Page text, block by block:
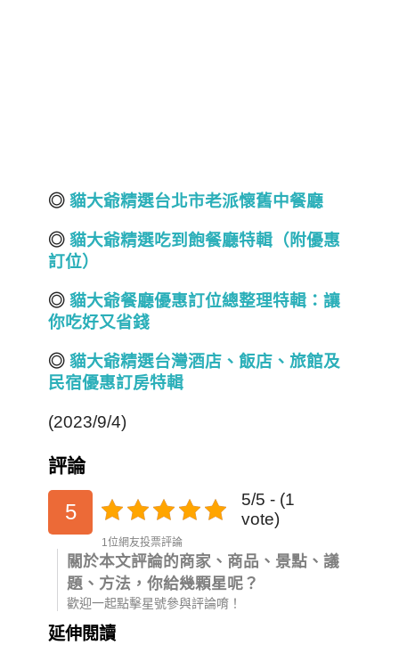
◎ 貓大爺精選台北市老派懷舊中餐廳
◎ 貓大爺精選吃到飽餐廳特輯（附優惠
訂位）
◎ 貓大爺餐廳優惠訂位總整理特輯：讓
你吃好又省錢
◎ 貓大爺精選台灣酒店 、飯店、旅館及
民宿優惠訂房特輯
(2023/9/4)
評論
5
5/5 - (1
vote)
1位網友投票評論
關於本文評論的商家、商品、景點、議
題、方法，你給幾顆星呢？
歡迎一起點擊星號參與評論唷！
延伸閱讀